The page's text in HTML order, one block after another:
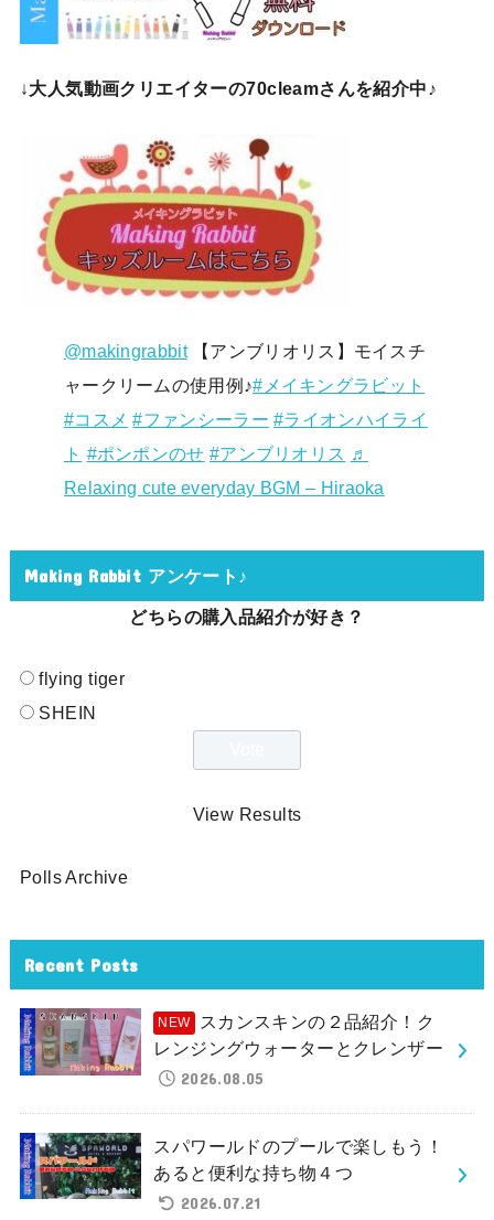
↓大人気動画クリエイターの70cleamさんを紹介中♪
@makingrabbit【アンブリオリス】モイスチ
ャークリームの使用例♪#メイキングラビット
#コスメ #ファンシーラー #ライオンハイライ
ト #ポンポンのせ #アンブリオリス ♬
Relaxing cute everyday BGM – Hiraoka
Making Rabbit アンケート♪
どちらの購入品紹介が好き？
flying tiger
SHEIN
View Results
Polls Archive
Recent Posts
スカンスキンの２品紹介！ク
レンジングウォーターとクレンザー
2026.08.05
スパワールドのプールで楽しもう！
あると便利な持ち物４つ
2026.07.21